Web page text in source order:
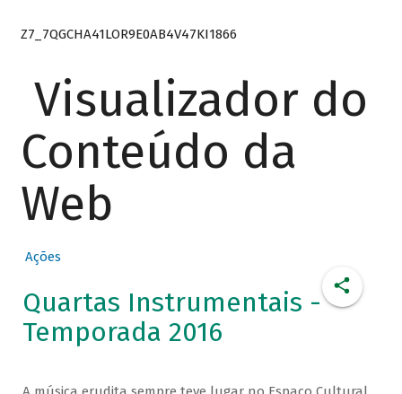
Z7_7QGCHA41LOR9E0AB4V47KI1866
Visualizador do
Conteúdo da
Web
Ações
Quartas Instrumentais -
Temporada 2016